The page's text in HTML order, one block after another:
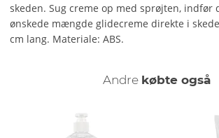
skeden. Sug creme op med sprøjten, indfør
ønskede mængde glidecreme direkte i
cm lang. Materiale: ABS.
Andre købte også